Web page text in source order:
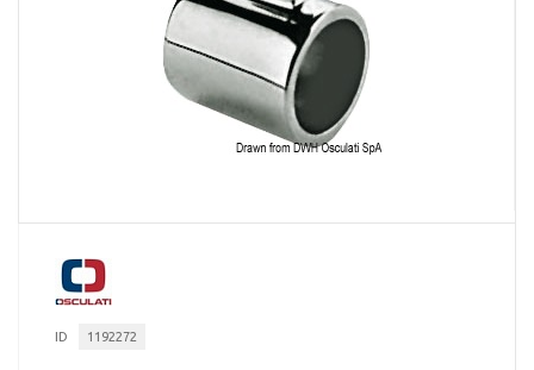
ID 1192272